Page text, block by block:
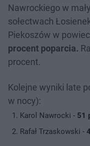
Nawrockiego w
sołectwach
Piekoszów w
procent poparcia.
procent.
Kolejne wyniki late
w nocy):
Karol Nawrocki - 51
Rafał Trzaskowski -